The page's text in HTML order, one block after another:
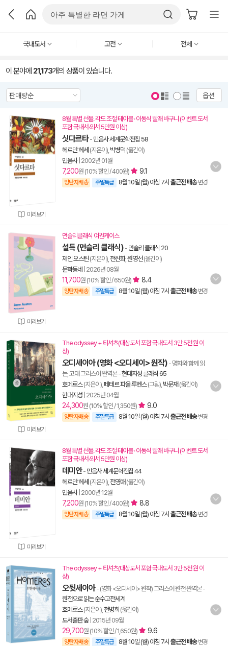
국내도서 고전 전체
이 분야에 21,173개의 상품이 있습니다.
옵션
미리보기
8월 특별 선물. 각도 조절 테이블 · 이동식 빨래 바구니 (이벤트 도서
포함 국내서·외서 5만원 이상)
싯다르타- 민음사 세계문학전집 58
헤르만 헤세 (지은이), 박병덕 (옮긴이)
민음사| 2002년 01월
7,200원 (10% 할인 / 400원) 9.1
양탄자배송 주말특급 8월 10일 (월) 아침 7시 출근전 배송 변경
미리보기
먼슬리클래식 여권케이스
설득 (먼슬리 클래식) - 먼슬리 클래식 20
제인 오스틴 (지은이), 전신화, 원영선(옮긴이)
문학동네
2026년 08월
11,700원 (10% 할인 / 650원) 8.4
양탄자배송 주말특급 8월 10일 (월) 아침 7시 출근전 배송 변경
미리보기
The odyssey + 티셔츠(대상도서 포함 국내도서 3만 5천 원 이
상)
오디세이아 (영화 <오디세이> 원작) - 명화와 함께 읽
는, 고대 그리스어 완역본-현대지성 클래식 65
호메로스(지은이), 페테르 파울 루벤스(그림), 박문재 (옮긴이)
현대지성 2025년 04월
24,300원 (10% 할인 / 1,350원) 9.0
양탄자배송 주말특급 8월 10일 (월) 아침 7시 출근전 배송 변경
미리보기
8월 특별 선물. 각도 조절 테이블 · 이동식 빨래 바구니 (이벤트 도서
포함 국내서·외서 5만원 이상)
데미안- 민음사 세계문학전집 44
헤르만 헤세 (지은이), 전영애 (옮긴이)
민음사| 2000년 12월
7,200원 (10% 할인 / 400원) 8.8
양탄자배송 주말특급 8월 10일 (월) 아침 7시 출근전 배송 변경
The odyssey + 티셔츠(대상도서 포함 국내도서 3만 5천 원 이
상)
오뒷세이아- (영화 <오디세이> 원작) 그리스어 원전 완역본-
원전으로 읽는 순수고전세계
호메로스(지은이), 천병희 (옮긴이)
도서출판 숲| 2015년 09월
29,700원 (10% 할인 / 1,650원) 9.6
양탄자배송 주말특급 8월 10일 (월) 아침 7시 출근전 배송 변경